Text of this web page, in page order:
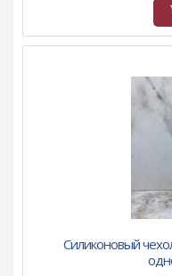
Силиконовый